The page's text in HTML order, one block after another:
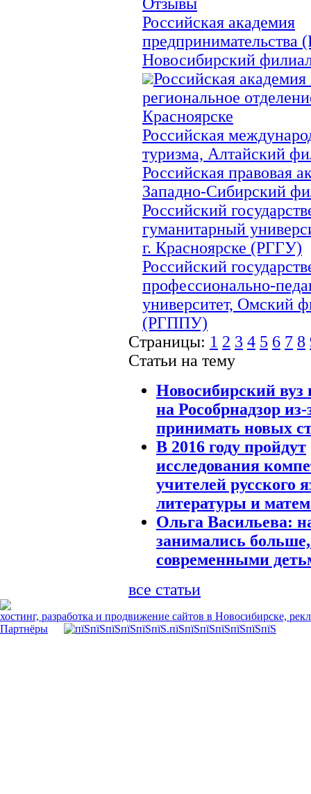
Российская академия
предпринимательства
Новосибирский
Российская академия
региональное
Красноярске
Российская
туризма, Алтайский
Российская правовая
Западно-Сибирский
Российский
гуманитарный
г. Красноярске (РГГУ)
Российский
профессионально-
университет, Омский
(РГППУ)
Страницы: 1 2 3 4 5 6 7 8
Статьи на тему
Новосибирский вуз
на Рособрнадзор из-
принимать новых
В 2016 году пройдут
исследования
учителей русского
литературы и
Ольга Васильева:
занимались
современными
все статьи
хостинг, разработка и продвижение сайтов в Новосибирске,
Партнёры